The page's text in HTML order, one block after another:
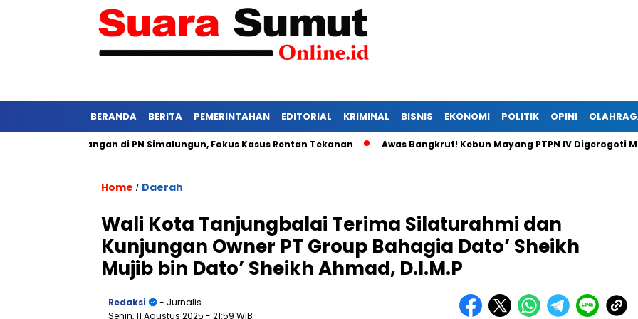
BERANDA BERITA PEMERINTAHAN EDITORIAL KRIMINAL BISNIS EKONOMI POLITIK OPINI
Persidangan di PN Simalungun, Fokus Kasus Rentan Tekanan Awas Bangkrut! Kebun Mayang PTPN IV Digerogoti Maling,
Home / Daerah
Wali Kota Tanjungbalai Terima Silaturahmi dan
Kunjungan Owner PT Group Bahagia Dato’ Sheikh
Mujib bin Dato’ Sheikh Ahmad, D.I.M.P
Redaksi
- Jurnalis
Senin, 11 Agustus 2025 - 21:59 WIB